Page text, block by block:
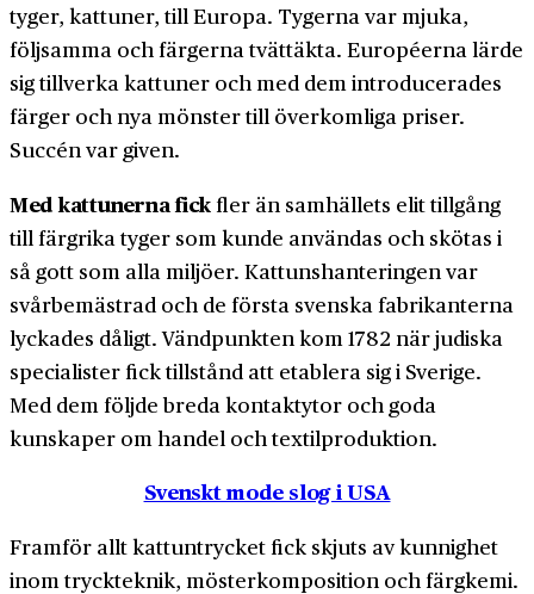
tyger, kattuner, till Europa. Tygerna var mjuka,
följsamma och färgerna tvättäkta. Européerna lärde
sig tillverka kattuner och med dem introducerades
färger och nya mönster till över­komliga priser.
Succén var given.
Med kattunerna fickfler än samhällets elit tillgång
till färgrika tyger som kunde användas och skötas i
så gott som alla miljöer. Kattuns­hanteringen var
svår­bemästrad och de första svenska fabrikanterna
lyckades dåligt. Vänd­punkten kom 1782 när judiska
specialister fick tillstånd att etablera sig i Sverige.
Med dem följde breda kontaktytor och goda
kunskaper om handel och textil­produktion.
Svenskt mode slog i USA
Framför allt kattun­trycket fick skjuts av kunnighet
inom tryck­teknik, möster­komposition och färgkemi.